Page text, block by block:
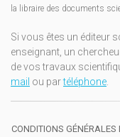
la libraire des documents
Si vous êtes un éditeur
enseignant, un
de vos travaux
mail ou partéléphone.
CONDITIONS GÉNÉRALES